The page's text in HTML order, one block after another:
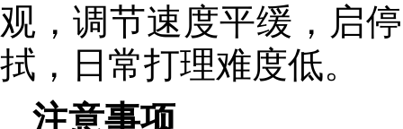
观，调节速度平缓，启
拭，日常打理难度低。
注意事项